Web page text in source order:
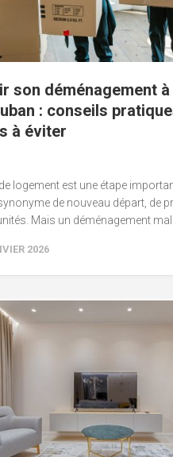
son déménagement à
: conseils
à éviter
logement est une étape
de nouveau départ, de
Mais un déménagement mal
2026